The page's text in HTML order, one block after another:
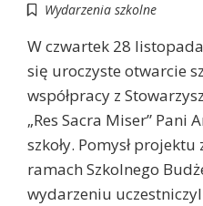
Wydarzenia szkolne
W czwartek 28
się uroczyste otwarcie
współpracy z
„Res Sacra Miser” Pani
szkoły. Pomysł
ramach Szkolnego
wydarzeniu